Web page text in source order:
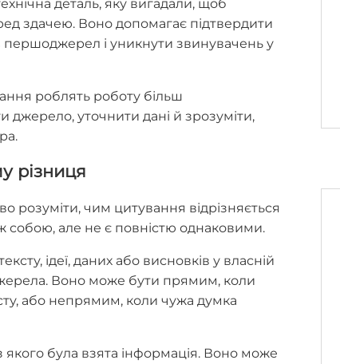
деталь, яку вигадали, щоб
здачею. Воно допомагає підтвердити
першоджерел і уникнути звинувачень у
роблять роботу більш
уточнити дані й зрозуміти,
різниця
чим цитування відрізняється
собою, але не є повністю однаковими.
ідеї, даних або висновків у власній
Воно може бути прямим, коли
або непрямим, коли чужа думка
була взята інформація. Воно може